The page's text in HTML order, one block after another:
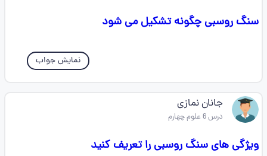
سنگ روسبی چگونه تشکیل می شود
نمایش جواب
جانان نمازی
درس 6 علوم چهارم
ویژگی های سنگ روسبی را تعریف کنید